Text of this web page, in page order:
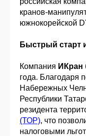
кранов-
южнокорейской
Быстрый старт
Компания ИКран
года. Благодаря
Набережных
Республики
резидента
(ТОР), что
налоговыми